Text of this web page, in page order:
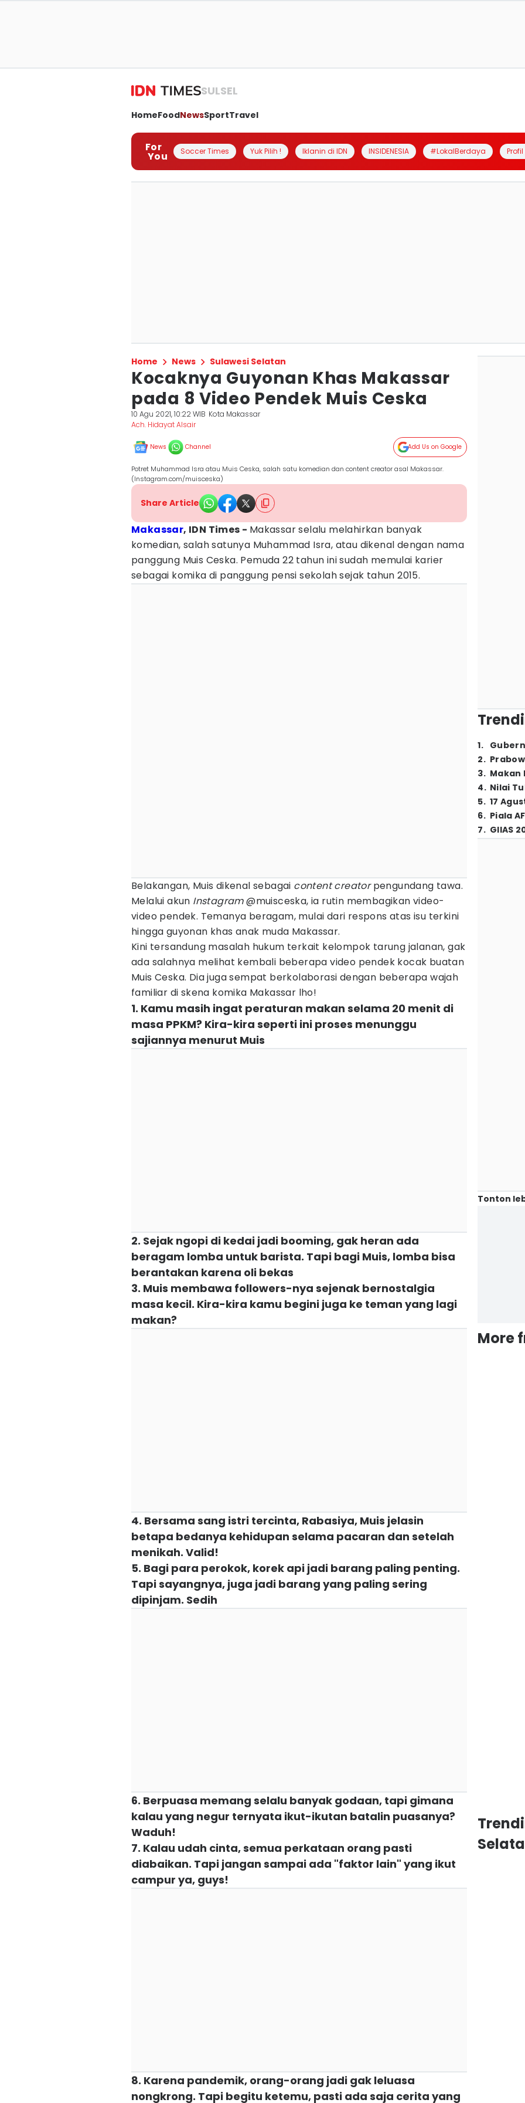
SULSEL
HomeFoodNewsSportTravel
For
You Soccer Times Yuk Pilih ! Iklanin di IDN INSIDENESIA #LokalBerdaya
Home News Sulawesi Selatan
Kocaknya Guyonan Khas Makassar
pada 8 Video Pendek Muis Ceska
10 Agu 2021, 10:22 WIB Kota Makassar
Ach. Hidayat Alsair
News Channel Add Us on Google
Potret Muhammad Isra atau Muis Ceska, salah satu komedian dan content creator asal Makassar.
(Instagram.com/muisceska)
Share Article
Makassar, IDN Times - Makassar selalu melahirkan banyak
komedian, salah satunya Muhammad Isra, atau dikenal dengan nama
panggung Muis Ceska. Pemuda 22 tahun ini sudah memulai karier
sebagai komika di panggung pensi sekolah sejak tahun 2015.
Belakangan, Muis dikenal sebagai content creatorpengundang tawa.
Melalui akun Instagram@muisceska, ia rutin membagikan video-
video pendek. Temanya beragam, mulai dari respons atas isu terkini
hingga guyonan khas anak muda Makassar.
Kini tersandung masalah hukum terkait kelompok tarung jalanan, gak
ada salahnya melihat kembali beberapa video pendek kocak buatan
Muis Ceska. Dia juga sempat berkolaborasi dengan beberapa wajah
familiar di skena komika Makassar lho!
1. Kamu masih ingat peraturan makan selama 20 menit di
masa PPKM? Kira-kira seperti ini proses menunggu
sajiannya menurut Muis
2. Sejak ngopi di kedai jadi booming, gak heran ada
beragam lomba untuk barista. Tapi bagi Muis, lomba bisa
berantakan karena oli bekas
3. Muis membawa followers-nya sejenak bernostalgia
masa kecil. Kira-kira kamu begini juga ke teman yang lagi
makan?
4. Bersama sang istri tercinta, Rabasiya, Muis jelasin
betapa bedanya kehidupan selama pacaran dan setelah
menikah. Valid!
5. Bagi para perokok, korek api jadi barang paling penting.
Tapi sayangnya, juga jadi barang yang paling sering
dipinjam. Sedih
6. Berpuasa memang selalu banyak godaan, tapi gimana
kalau yang negur ternyata ikut-ikutan batalin puasanya?
Waduh!
7. Kalau udah cinta, semua perkataan orang pasti
diabaikan. Tapi jangan sampai ada "faktor lain" yang ikut
campur ya, guys!
8. Karena pandemik, orang-orang jadi gak leluasa
nongkrong. Tapi begitu ketemu, pasti ada saja cerita yang
1.
2.
3. Makan
4. Nilai
5. 17
6. Piala
7. GIIAS
Tonton
More